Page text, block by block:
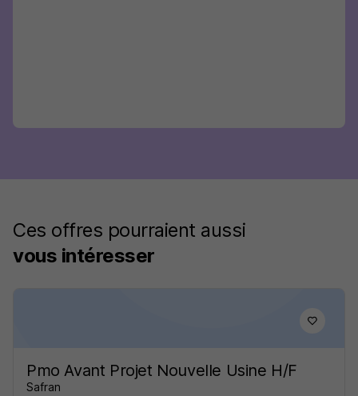
Ces offres pourraient aussi
vous intéresser
Pmo Avant Projet Nouvelle Usine H/F
Safran